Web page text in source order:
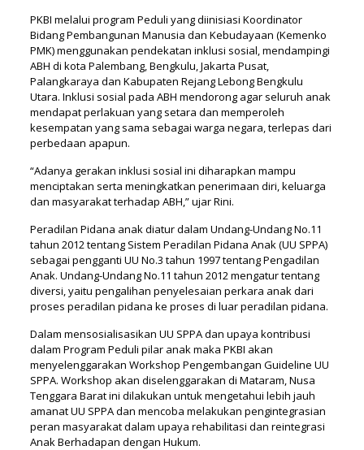
PKBI melalui program Peduli yang diinisiasi Koordinator
Bidang Pembangunan Manusia dan Kebudayaan (Kemenko
PMK) menggunakan pendekatan inklusi sosial, mendampingi
ABH di kota Palembang, Bengkulu, Jakarta Pusat,
Palangkaraya dan Kabupaten Rejang Lebong Bengkulu
Utara. Inklusi sosial pada ABH mendorong agar seluruh anak
mendapat perlakuan yang setara dan memperoleh
kesempatan yang sama sebagai warga negara, terlepas dari
perbedaan apapun.
“Adanya gerakan inklusi sosial ini diharapkan mampu
menciptakan serta meningkatkan penerimaan diri, keluarga
dan masyarakat terhadap ABH,” ujar Rini.
Peradilan Pidana anak diatur dalam Undang-Undang No.11
tahun 2012 tentang Sistem Peradilan Pidana Anak (UU SPPA)
sebagai pengganti UU No.3 tahun 1997 tentang Pengadilan
Anak. Undang-Undang No.11 tahun 2012 mengatur tentang
diversi, yaitu pengalihan penyelesaian perkara anak dari
proses peradilan pidana ke proses di luar peradilan pidana.
Dalam mensosialisasikan UU SPPA dan upaya kontribusi
dalam Program Peduli pilar anak maka PKBI akan
menyelenggarakan Workshop Pengembangan Guideline UU
SPPA. Workshop akan diselenggarakan di Mataram, Nusa
Tenggara Barat ini dilakukan untuk mengetahui lebih jauh
amanat UU SPPA dan mencoba melakukan pengintegrasian
peran masyarakat dalam upaya rehabilitasi dan reintegrasi
Anak Berhadapan dengan Hukum.